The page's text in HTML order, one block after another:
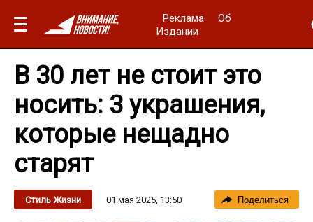
Реклама
Об
Издании
В 30 лет не стоит это
носить: 3 украшения,
которые нещадно
старят
Стиль Жизни 01 мая 2025, 13:50 Поделиться